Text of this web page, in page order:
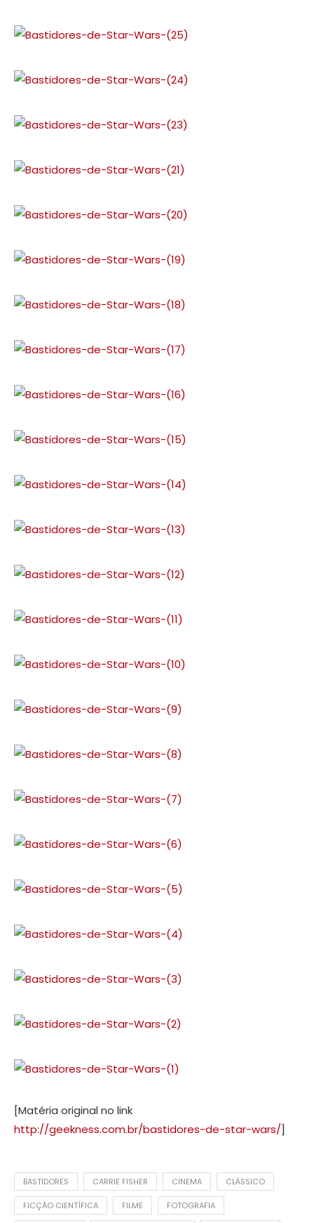
[Matéria original no link
http://geekness.com.br/bastidores-de-star-wars/]
BASTIDORES CARRIE FISHER CINEMA CLÁSSICO
FICÇÃO CIENTÍFICA FILME FOTOGRAFIA